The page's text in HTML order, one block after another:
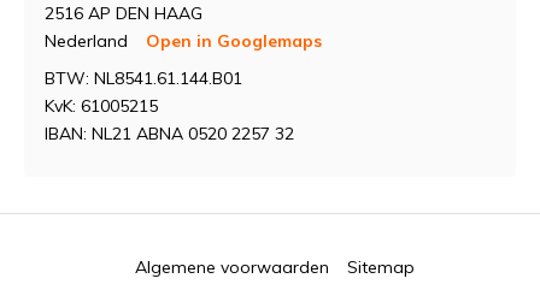
2516 AP DEN HAAG
Nederland
Open in Googlemaps
BTW: NL8541.61.144.B01
KvK: 61005215
IBAN: NL21 ABNA 0520 2257 32
Algemene voorwaarden Sitemap